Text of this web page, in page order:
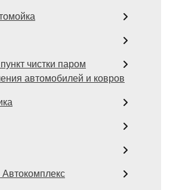
чистки паром
автомобилей и ковров